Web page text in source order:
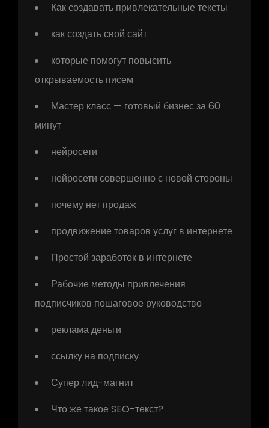
Как создавать привлекательные тексты
как создать свой сайт
которые помогут повысить
открываемость писем
Мастер класс — готовый бизнес за 60
минут
нейросети
нейросети совершенно с новой стороны
почему нет продаж
продвижение товаров услуг в интернете
Простой заработок в интернете
Рабочие методы привлечения
подписчиков пошаговое руководство
реклама деньги
ссылку на подписку
Супер лид-магнит
Что же такое SEO-текст?